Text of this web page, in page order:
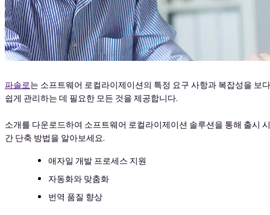
파솔로는 소프트웨어 로컬라이제이션의 특정 요구 사항과 복잡성을 보다
쉽게 관리하는 데 필요한 모든 것을 제공합니다.
소개를 다운로드하여 소프트웨어 로컬라이제이션 솔루션을 통해 출시 시
간 단축 방법을 알아보세요.
애자일 개발 프로세스 지원
자동화와 맞춤화
번역 품질 향상